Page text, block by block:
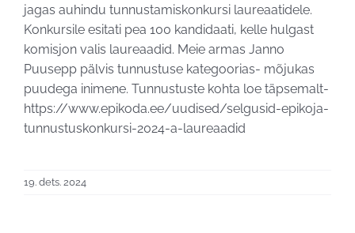
jagas auhindu tunnustamiskonkursi laureaatidele.
Konkursile esitati pea 100 kandidaati, kelle hulgast
komisjon valis laureaadid. Meie armas Janno
Puusepp pälvis tunnustuse kategoorias- mõjukas
puudega inimene. Tunnustuste kohta loe täpsemalt-
https://www.epikoda.ee/uudised/selgusid-epikoja-
tunnustuskonkursi-2024-a-laureaadid
19. dets. 2024